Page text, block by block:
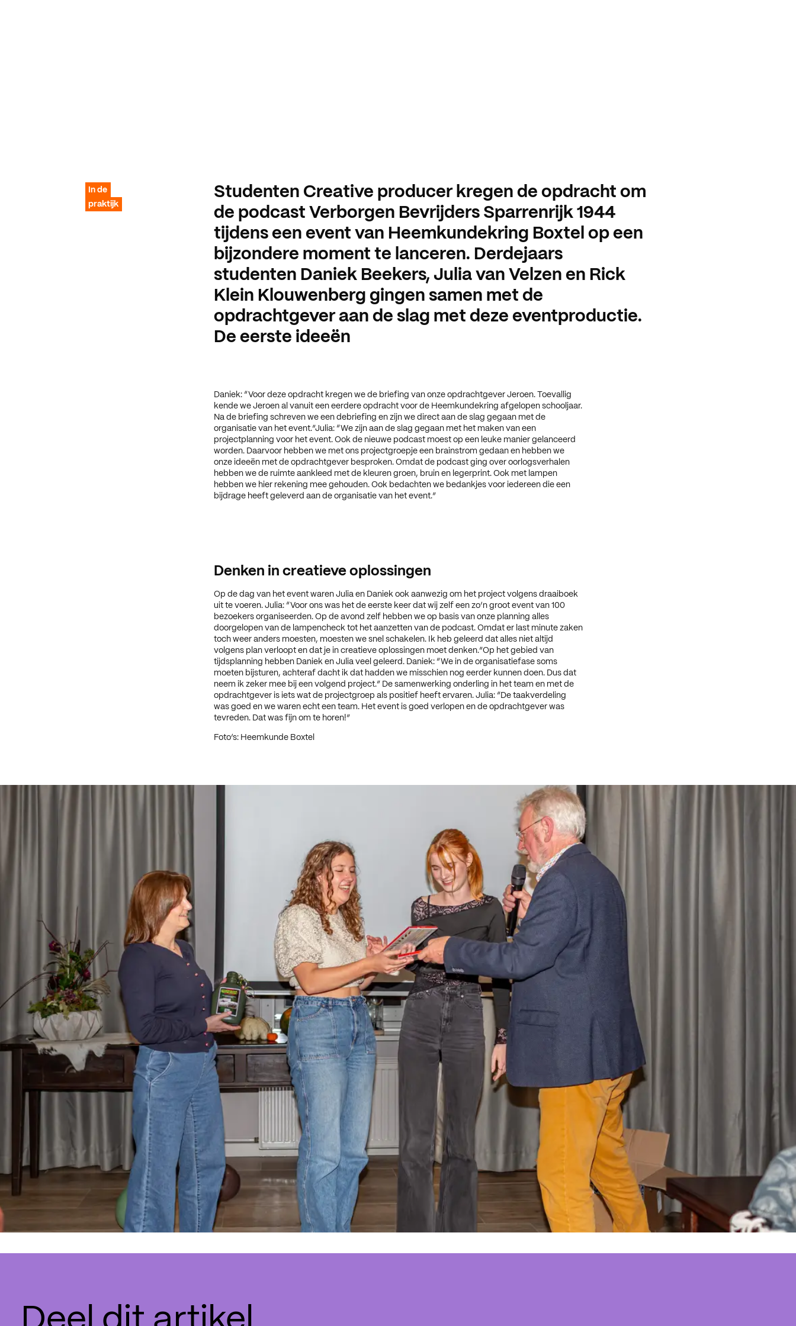
In de
praktijk
Studenten Creative producer kregen de opdracht om
de podcast Verborgen Bevrijders Sparrenrijk 1944
tijdens een event van Heemkundekring Boxtel op een
bijzondere moment te lanceren. Derdejaars
studenten Daniek Beekers, Julia van Velzen en Rick
Klein Klouwenberg gingen samen met de
opdrachtgever aan de slag met deze eventproductie.
De eerste ideeën
Daniek: “Voor deze opdracht kregen we de briefing van onze opdrachtgever Jeroen. Toevallig
kende we Jeroen al vanuit een eerdere opdracht voor de Heemkundekring afgelopen schooljaar.
Na de briefing schreven we een debriefing en zijn we direct aan de slag gegaan met de
organisatie van het event.”Julia: “We zijn aan de slag gegaan met het maken van een
projectplanning voor het event. Ook de nieuwe podcast moest op een leuke manier gelanceerd
worden. Daarvoor hebben we met ons projectgroepje een brainstrom gedaan en hebben we
onze ideeën met de opdrachtgever besproken. Omdat de podcast ging over oorlogsverhalen
hebben we de ruimte aankleed met de kleuren groen, bruin en legerprint. Ook met lampen
hebben we hier rekening mee gehouden. Ook bedachten we bedankjes voor iedereen die een
bijdrage heeft geleverd aan de organisatie van het event.”
Denken in creatieve oplossingen
Op de dag van het event waren Julia en Daniek ook aanwezig om het project volgens draaiboek
uit te voeren. Julia: “Voor ons was het de eerste keer dat wij zelf een zo’n groot event van 100
bezoekers organiseerden. Op de avond zelf hebben we op basis van onze planning alles
doorgelopen van de lampencheck tot het aanzetten van de podcast. Omdat er last minute zaken
toch weer anders moesten, moesten we snel schakelen. Ik heb geleerd dat alles niet altijd
volgens plan verloopt en dat je in creatieve oplossingen moet denken.”Op het gebied van
tijdsplanning hebben Daniek en Julia veel geleerd. Daniek: “We in de organisatiefase soms
moeten bijsturen, achteraf dacht ik dat hadden we misschien nog eerder kunnen doen. Dus dat
neem ik zeker mee bij een volgend project.” De samenwerking onderling in het team en met de
opdrachtgever is iets wat de projectgroep als positief heeft ervaren. Julia: “De taakverdeling
was goed en we waren echt een team. Het event is goed verlopen en de opdrachtgever was
tevreden. Dat was fijn om te horen!”
Foto’s: Heemkunde Boxtel